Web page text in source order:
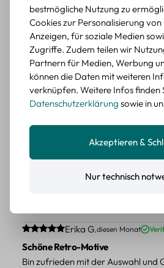
wieder kaufen.
BEWERTETER ARTIKEL
Retro Blumen Sticker Set
verschiedene Motive
Farbe: F
Durchschnittliche Bewertung von 5
Erika G.diesen Monat
Schöne Deko-Teile für meine
BEWERTETER ARTIKEL
Retro Sticker
Durchschnittliche Bewertung von 5
Erika G.diesen Monat
Schöne Retro-Motive
Bin zufrieden mit der Auswahl und
bestmögliche Nutzung zu
Cookies zur Personalisierung
Anzeigen, für soziale Medien
Zugriffe. Zudem teilen wir
Partnern für Medien, Werbung
können die Daten mit weiteren
verknüpfen. Weitere Infos finden
Datenschutzerklärung sowie in
Nur technisch
Akzeptieren &